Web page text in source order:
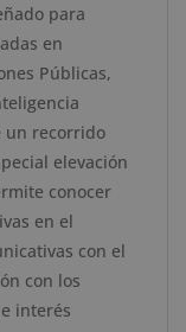
para
en
Públicas,
un recorrido
elevación
conocer
en el
con el
con los
interés